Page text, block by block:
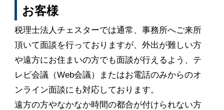
お客様
税理士法人チェスターでは通常、事務所へご来所
頂いて面談を行っておりますが、外出が難しい方
や遠方にお住まいの方でも面談が行えるよう、テ
レビ会議（Web会議）またはお電話のみからのオ
ンライン面談にも対応しております。
遠方の方やなかなか時間の都合が付けられない方